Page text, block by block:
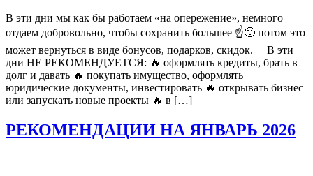
В эти дни мы как бы работаем «на опережение», немного
отдаем добровольно, чтобы сохранить большее ☝🙂 потом это
может вернуться в виде бонусов, подарков, скидок. ⠀ В эти
дни НЕ РЕКОМЕНДУЕТСЯ: 🔥 оформлять кредиты, брать в
долг и давать 🔥 покупать имущество, оформлять
юридические документы, инвестировать 🔥 открывать бизнес
или запускать новые проекты 🔥 в […]
РЕКОМЕНДАЦИИ НА ЯНВАРЬ 2026